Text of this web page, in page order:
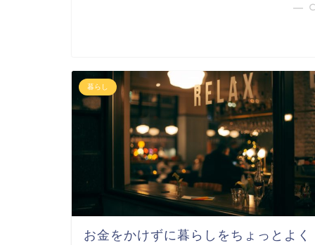
―
暮らし
お金をかけずに暮らしをちょっとよく